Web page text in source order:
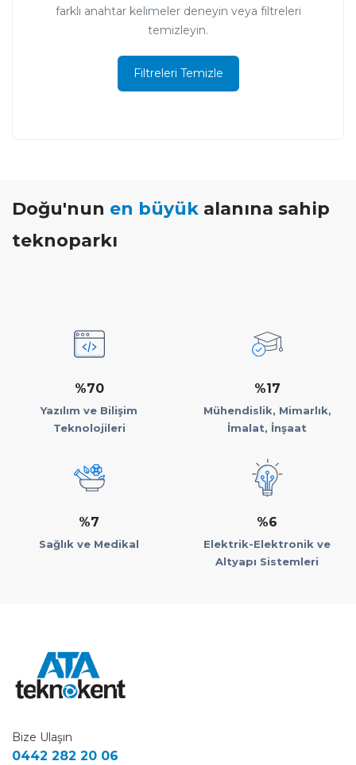
farklı anahtar kelimeler deneyin veya filtreleri
temizleyin.
Filtreleri Temizle
Doğu'nun en büyük alanına sahip
teknoparkı
%70
Yazılım ve Bilişim
Teknolojileri
%17
Mühendislik, Mimarlık,
İmalat, İnşaat
%7
Sağlık ve Medikal
%6
Elektrik-Elektronik ve
Altyapı Sistemleri
Bize Ulaşın
0442 282 20 06